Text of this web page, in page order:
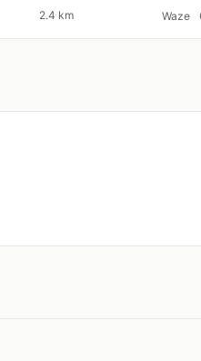
2.4 km Waze